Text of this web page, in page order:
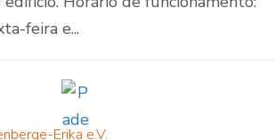
feira e...
Erika e.V.